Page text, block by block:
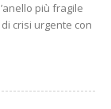
più fragile
crisi urgente con